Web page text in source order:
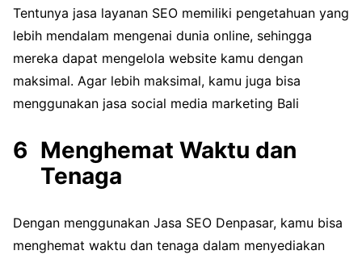
Tentunya jasa layanan SEO memiliki pengetahuan yang
lebih mendalam mengenai dunia online, sehingga
mereka dapat mengelola website kamu dengan
maksimal. Agar lebih maksimal, kamu juga bisa
menggunakan jasa social media marketing Bali
Menghemat Waktu dan
Tenaga
Dengan menggunakan Jasa SEO Denpasar, kamu bisa
menghemat waktu dan tenaga dalam menyediakan